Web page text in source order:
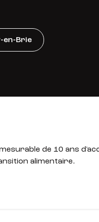
en-Brie
de 10 ans
alimentaire.